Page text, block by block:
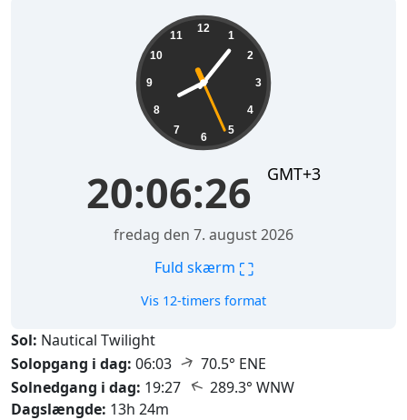
12
1
2
3
4
5
6
7
8
9
10
11
20:06:27 GMT+3
fredag den 7. august 2026
Fuld skærm ⛶
Vis 12-timers format
Sol: Nautical Twilight
Solopgang i dag: 06:03 ↑ 70.5° ENE
Solnedgang i dag: 19:27 ↑ 289.3° WNW
Dagslængde: 13h 24m